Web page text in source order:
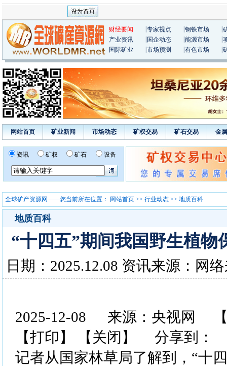
财经要闻 专家视点 钢铁市场
产业资讯
国企动态 能源市场
国际矿业
市场预测 有色市场
网站首页 矿业新闻 市场动态 矿权交易 矿石交易 金
资讯 矿权 矿石 设备
全球矿产资源网——您当前所在位置： 网站首页 >> 行业动态 >> 地质百科
地质百科
“十四五”期间我国野生植物
日期：2025.12.08 资讯来源：网
2025-12-08 来源：央视网 【
【打印】 【关闭】 分享到：
记者从国家林草局了解到，“十